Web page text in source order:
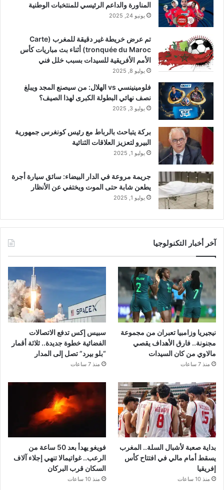
المناورة والداعم الرئيسي للمنتخبات الوطنية
يونيو 24, 2025
تم عرض خريطة غير دقيقة للمغرب (Carte
tronquée du Maroc) أثناء بث مباريات كأس
الأمم الأفريقية للسيدات بسبب خلل فني
يوليو 8, 2025
فلومينينسي vs الهلال: من سيصنع المجد ويبلغ
نصف نهائي البطولة الكبرى لهذا الصيف؟
يوليو 3, 2025
بركة يتباحث بالرباط مع رئيس كونغرس جمهورية
البيرو لتعزيز العلاقات الثنائية
يوليو 1, 2025
جريمة مروعة في الدار البيضاء: سائق سيارة أجرة
يطعن شابة حتى الموت ويختفي عن الأنظار
يوليو 1, 2025
آخر أخبار التكنولوجيا
نيجيريا وزامبيا تعبران من مجموعة
مجنونة.. فارق الأهداف يقصي
مالاوي من كان السيدات
منذ 7 ساعات
سبيس إكس تدفع الاتصالات
الفضائية خطوة جديدة.. ثلاثة أقمار
“بلو بيرد” تصل إلى المدار
منذ 7 ساعات
بداية صعبة لأشبال السلة.. المغرب
يسقط أمام مالي في افتتاح كأس
إفريقيا
منذ 10 ساعات
فويغو يهدأ بعد 50 ساعة من
الرعب.. غواتيمالا تنهي إجلاء آلاف
السكان قرب البركان
منذ 10 ساعات